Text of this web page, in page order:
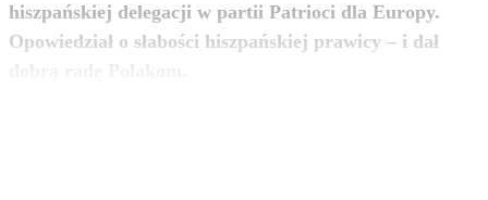
hiszpańskiej delegacji w partii Patrioci dla Europy.
Opowiedział o słabości hiszpańskiej prawicy – i dał
zobacz więcej